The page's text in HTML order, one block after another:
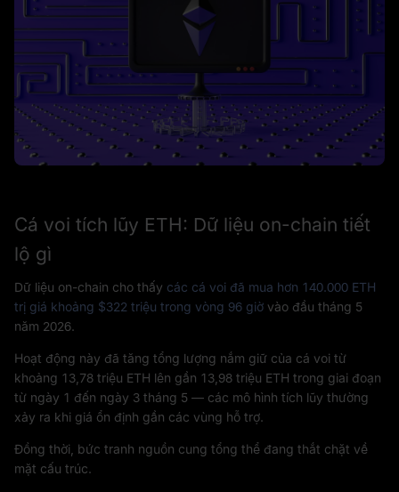
Cá voi tích lũy ETH: Dữ liệu on-chain tiết
lộ gì
Dữ liệu on-chain cho thấy các cá voi đã mua hơn 140.000 ETH
trị giá khoảng $322 triệu trong vòng 96 giờ vào đầu tháng 5
năm 2026.
Hoạt động này đã tăng tổng lượng nắm giữ của cá voi từ
khoảng 13,78 triệu ETH lên gần 13,98 triệu ETH trong giai đoạn
từ ngày 1 đến ngày 3 tháng 5 — các mô hình tích lũy thường
xảy ra khi giá ổn định gần các vùng hỗ trợ.
Đồng thời, bức tranh nguồn cung tổng thể đang thắt chặt về
mặt cấu trúc.